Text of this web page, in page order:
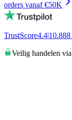
orders vanaf €50K
TrustScore4.4|10.888
Veilig handelen via